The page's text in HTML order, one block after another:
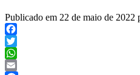
Publicado em 22 de maio de 2022
Facebook
Twitter
WhatsApp